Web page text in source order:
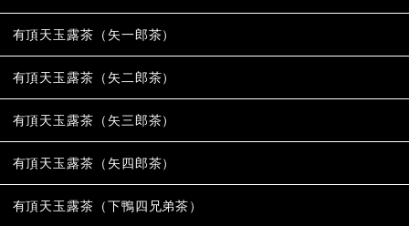
有頂天玉露茶（矢一郎茶）
有頂天玉露茶（矢二郎茶）
有頂天玉露茶（矢三郎茶）
有頂天玉露茶（矢四郎茶）
有頂天玉露茶（下鴨四兄弟茶）